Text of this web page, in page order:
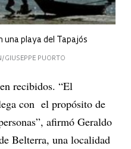
una playa del Tapajós
GIUSEPPE PUORTO
recibidos. “El
con el propósito de
afirmó Geraldo
Belterra, una localidad